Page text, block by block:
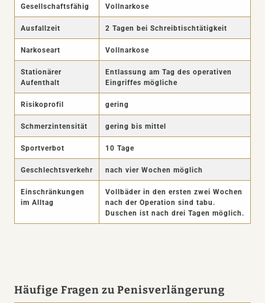
Gesellschaftsfähig Vollnarkose
Ausfallzeit 2 Tagen bei Schreibtischtätigkeit
Narkoseart Vollnarkose
Stationärer
Aufenthalt
Entlassung am Tag des operativen
Eingriffes mögliche
Risikoprofil gering
Schmerzintensität gering bis mittel
Sportverbot 10 Tage
Geschlechtsverkehr nach vier Wochen möglich
Einschränkungen
im Alltag
Vollbäder in den ersten zwei Wochen
nach der Operation sind tabu.
Duschen ist nach drei Tagen möglich.
Häufige Fragen zu Penisverlängerung